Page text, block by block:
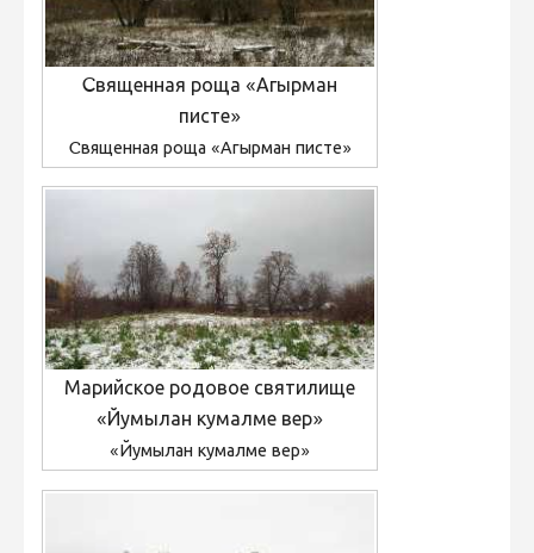
Cвященная роща «Агырман
писте»
Cвященная роща «Агырман писте»
Марийское родовое святилище
«Йумылан кумалме вер»
«Йумылан кумалме вер»